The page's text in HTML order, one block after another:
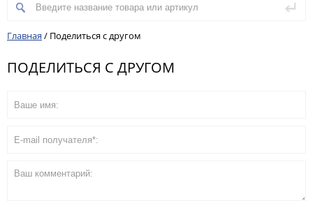
Главная / Поделиться с другом
ПОДЕЛИТЬСЯ С ДРУГОМ